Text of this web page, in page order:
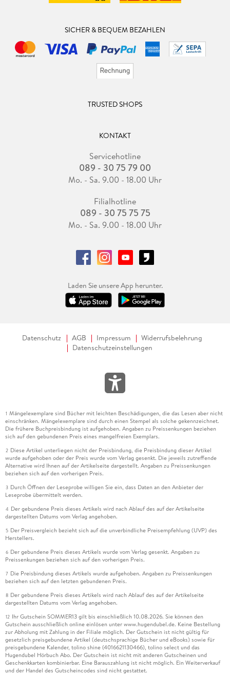
SICHER & BEQUEM BEZAHLEN
TRUSTED SHOPS
KONTAKT
Servicehotline
089 - 30 75 79 00
Mo. - Sa. 9.00 - 18.00 Uhr
Filialhotline
089 - 30 75 75 75
Mo. - Sa. 9.00 - 18.00 Uhr
Laden Sie unsere App herunter.
Datenschutz AGB Impressum
Widerrufsbelehrung
Datenschutzeinstellungen
1 Mängelexemplare sind Bücher mit leichten Beschädigungen, die das Lesen aber nicht
einschränken. Mängelexemplare sind durch einen Stempel als solche gekennzeichnet.
Die frühere Buchpreisbindung ist aufgehoben. Angaben zu Preissenkungen beziehen
sich auf den gebundenen Preis eines mangelfreien Exemplars.
2 Diese Artikel unterliegen nicht der Preisbindung, die Preisbindung dieser Artikel
wurde aufgehoben oder der Preis wurde vom Verlag gesenkt. Die jeweils zutreffende
Alternative wird Ihnen auf der Artikelseite dargestellt. Angaben zu Preissenkungen
beziehen sich auf den vorherigen Preis.
3 Durch Öffnen der Leseprobe willigen Sie ein, dass Daten an den Anbieter der
Leseprobe übermittelt werden.
4 Der gebundene Preis dieses Artikels wird nach Ablauf des auf der Artikelseite
dargestellten Datums vom Verlag angehoben.
5 Der Preisvergleich bezieht sich auf die unverbindliche Preisempfehlung (UVP) des
Herstellers.
6 Der gebundene Preis dieses Artikels wurde vom Verlag gesenkt. Angaben zu
Preissenkungen beziehen sich auf den vorherigen Preis.
7 Die Preisbindung dieses Artikels wurde aufgehoben. Angaben zu Preissenkungen
beziehen sich auf den letzten gebundenen Preis.
8 Der gebundene Preis dieses Artikels wird nach Ablauf des auf der Artikelseite
dargestellten Datums vom Verlag angehoben.
12 Ihr Gutschein SOMMER13 gilt bis einschließlich 10.08.2026. Sie können den
Gutschein ausschließlich online einlösen unter www.hugendubel.de. Keine Bestellung
zur Abholung mit Zahlung in der Filiale möglich. Der Gutschein ist nicht gültig für
gesetzlich preisgebundene Artikel (deutschsprachige Bücher und eBooks) sowie für
preisgebundene Kalender, tolino shine (4016621130466), tolino select und das
Hugendubel Hörbuch Abo. Der Gutschein ist nicht mit anderen Gutscheinen und
Geschenkkarten kombinierbar. Eine Barauszahlung ist nicht möglich. Ein Weiterverkauf
und der Handel des Gutscheincodes sind nicht gestattet.